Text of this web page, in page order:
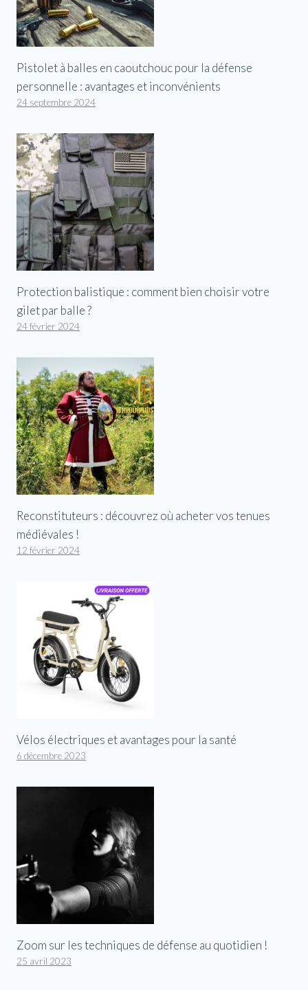
Pistolet à balles en caoutchouc pour la défense
personnelle : avantages et inconvénients
24 septembre 2024
Protection balistique : comment bien choisir votre
gilet par balle ?
24 février 2024
Reconstituteurs : découvrez où acheter vos tenues
médiévales !
12 février 2024
Vélos électriques et avantages pour la santé
6 décembre 2023
Zoom sur les techniques de défense au quotidien !
25 avril 2023